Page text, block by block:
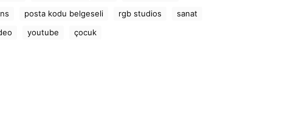
posta kodu belgeseli rgb studios
sanat
youtube çocuk